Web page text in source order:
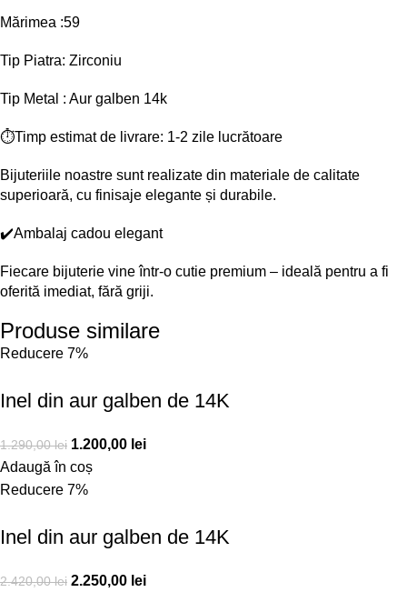
Mărimea :59
Tip Piatra: Zirconiu
Tip Metal : Aur galben 14k
⏱️Timp estimat de livrare: 1-2 zile lucrătoare
Bijuteriile noastre sunt realizate din materiale de calitate
superioară, cu finisaje elegante și durabile.
✔️Ambalaj cadou elegant
Fiecare bijuterie vine într-o cutie premium – ideală pentru a fi
oferită imediat, fără griji.
Produse similare
Reducere 7%
Inel din aur galben de 14K
1.290,00lei 1.200,00 lei
Adaugă în coș
Reducere 7%
Inel din aur galben de 14K
2.420,00lei 2.250,00 lei